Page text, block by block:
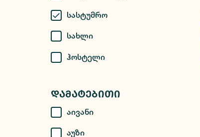
Სასტუმრო
Სახლი
Ჰოსტელი
Დამატებითი
Აივანი
Აუზი